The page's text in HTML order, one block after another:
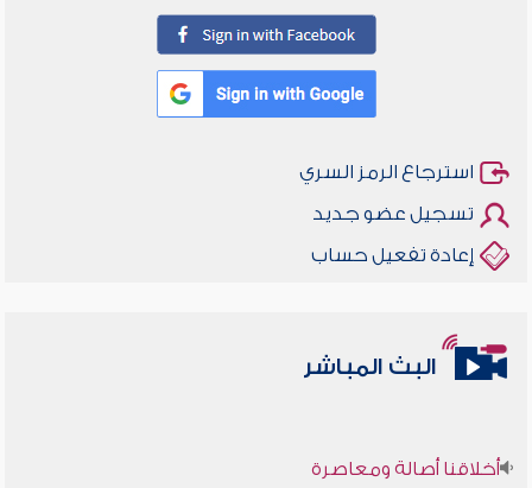
استرجاع الرمز السري
تسجيل عضو جديد
إعادة تفعيل حساب
البث المباشر
أخلاقنا أصالة ومعاصرة